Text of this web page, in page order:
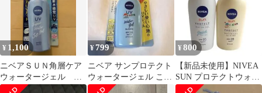
¥ 1,100
ニベアＳＵＮ角層ケア
ウォータージェル
SPF50
¥799
ニベア サンプロテクト
ウォータージェル こど
も用 日焼け止め 120g
¥ 800
【新品未使用】NIVEA
SUN プロテクトウォー
タージェル 2種セット